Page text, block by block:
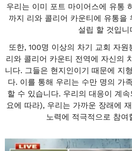
우리는 이미 포트 마이어스에 유통
까지 리와 콜리어 카운티에 유통을
설립 할 것입니
또한, 100명 이상의 차기 교회 자원
리와 콜리어 카운티 전역에 자신의
니다. 그들은 현지인이기 때문에 지
다. 이를 통해 우리는 수만 명의 가
할 수 있습니다. 우리의 대응이 계
요에 따라), 우리는 가까운 장래에
노력에 적극적으로 참여